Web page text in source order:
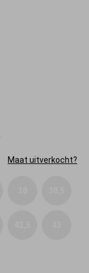
Maat uitverkocht?